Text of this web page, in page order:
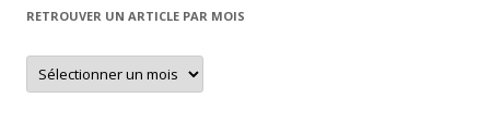
RETROUVER UN ARTICLE PAR MOIS
Retrouver
un
article